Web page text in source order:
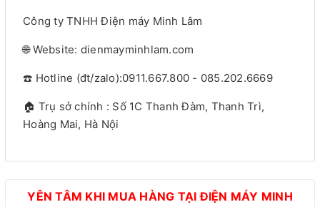
Công ty TNHH Điện máy Minh Lâm
🌐 Website: dienmayminhlam.com
☎️ Hotline (đt/zalo):0911.667.800 - 085.202.6669
🏠 Trụ sở chính : Số 1C Thanh Đàm, Thanh Trì,
Hoàng Mai, Hà Nội
YÊN TÂM KHI MUA HÀNG TẠI ĐIỆN MÁY MINH